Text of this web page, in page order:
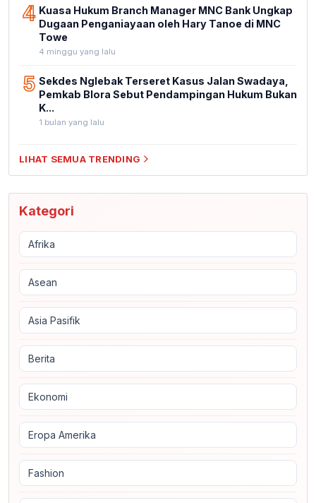
4 Kuasa Hukum Branch Manager MNC Bank Ungkap
Dugaan Penganiayaan oleh Hary Tanoe di MNC
Towe
4 minggu yang lalu
5 Sekdes Nglebak Terseret Kasus Jalan Swadaya,
Pemkab Blora Sebut Pendampingan Hukum Bukan
K...
1 bulan yang lalu
LIHAT SEMUA TRENDING
Kategori
Afrika
Asean
Asia Pasifik
Berita
Ekonomi
Eropa Amerika
Fashion